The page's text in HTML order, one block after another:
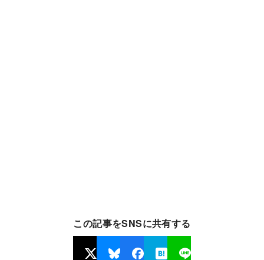
この記事をSNSに共有する